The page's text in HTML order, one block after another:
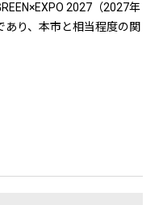
2027（2027年
り、本市と相当程度の関